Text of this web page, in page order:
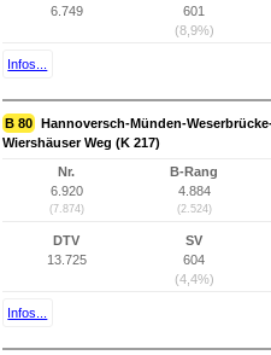
6.749
601
(8,9%)
Infos...
B 80 Hannoversch-Münden-
Wiershäuser Weg (K 217)
Nr.
6.920
(7.874)
B-Rang
4.884
(2.524)
DTV
13.725
SV
604
(4,4%)
Infos...